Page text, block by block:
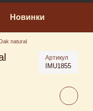
Новинки
natural
Артикул
IMU1855